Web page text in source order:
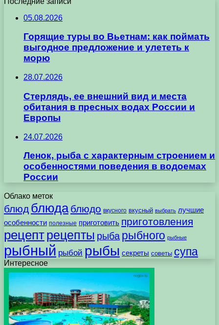
05.08.2026
Горящие туры во Вьетнам: как поймать
выгодное предложение и улететь к
морю
28.07.2026
Стерлядь, ее внешний вид и места
обитания в пресных водах России и
Европы
24.07.2026
Ленок, рыба с характерным строением и
особенностями поведения в водоемах
России
Облако меток
блюд блюда блюдо вкусного вкусный выбрать лучшие
особенности полезные приготовить приготовления
рецептрецепты рыба рыбного рыбные
рыбный рыбой рыбы секреты советы супа
Интересное